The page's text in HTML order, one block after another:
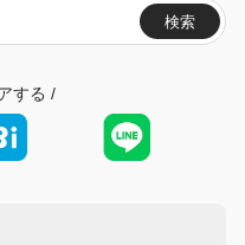
検索
する /